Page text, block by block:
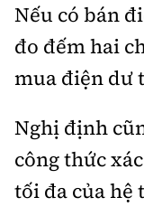
Nếu có bán
đo đếm hai
mua điện dư
Nghị định
công thức
tối đa của